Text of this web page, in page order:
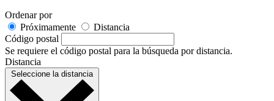
Ordenar por
Próximamente
Distancia
Código postal
Se requiere el código postal para la búsqueda por distancia.
Distancia
Seleccione la distancia